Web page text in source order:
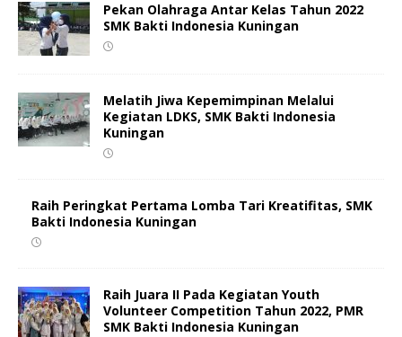
Pekan Olahraga Antar Kelas Tahun 2022
SMK Bakti Indonesia Kuningan
Melatih Jiwa Kepemimpinan Melalui
Kegiatan LDKS, SMK Bakti Indonesia
Kuningan
Raih Peringkat Pertama Lomba Tari Kreatifitas, SMK
Bakti Indonesia Kuningan
Raih Juara II Pada Kegiatan Youth
Volunteer Competition Tahun 2022, PMR
SMK Bakti Indonesia Kuningan